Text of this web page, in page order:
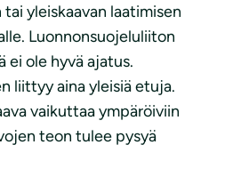
tai yleiskaavan laatimisen
Luonnonsuojeluliiton
ei ole hyvä ajatus.
liittyy aina yleisiä etuja.
vaikuttaa ympäröiviin
teon tulee pysyä